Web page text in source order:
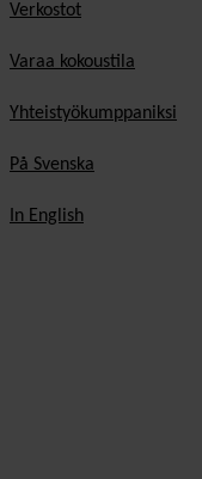
Verkostot
Varaa kokoustila
Yhteistyökumppaniksi
På Svenska
In English